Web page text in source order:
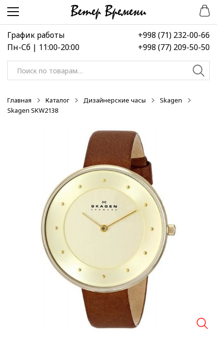
Перейти
навигации
Перейти
содержимому
График работы
Пн-Сб | 11:00-20:00
+998 (71) 232-00-66
+998 (77) 209-50-50
Искать:
Главная Каталог Дизайнерские часы
Skagen
Skagen SKW2138
-50%
-50%
-50%